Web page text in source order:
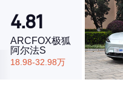
4.81
ARCFOX极狐
阿尔法S
18.98-32.98万